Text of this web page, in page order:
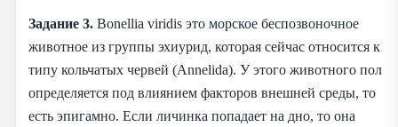
Задание 3. Bonellia viridis это морское беспозвоночное
животное из группы эхиурид, которая сейчас относится к
типу кольчатых червей (Annelida). У этого животного пол
определяется под влиянием факторов внешней среды, то
есть эпигамно. Если личинка попадает на дно, то она